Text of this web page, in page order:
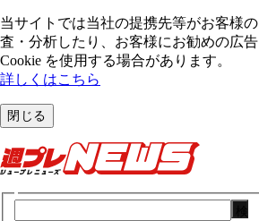
当サイトでは当社の提携先等がお客様
査・分析したり、お客様にお勧めの広
Cookie を使⽤する場合があります。
詳しくはこちら
閉じる